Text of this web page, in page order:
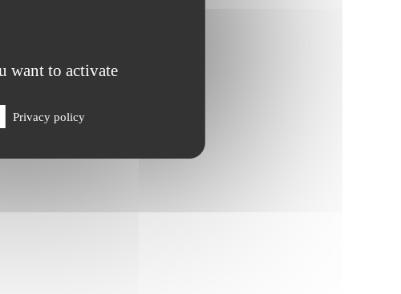
want to activate
Privacy policy